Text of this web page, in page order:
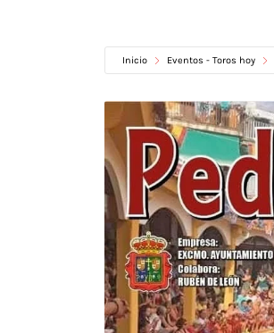
Inicio Eventos - Toros hoy